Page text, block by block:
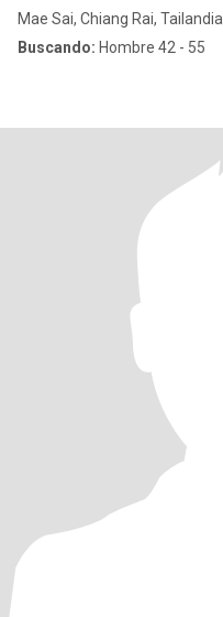
Mae Sai, Chiang Rai, Tailandia
Buscando: Hombre 42 - 55